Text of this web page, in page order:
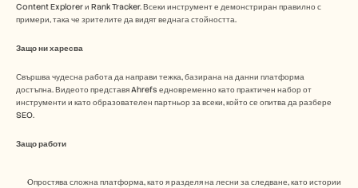
Content Explorer и Rank Tracker. Всеки инструмент е демонстриран правилно с
примери, така че зрителите да видят веднага стойността.
Защо ни харесва
Свършва чудесна работа да направи тежка, базирана на данни платформа
достъпна. Видеото представя Ahrefs едновременно като практичен набор от
инструменти и като образователен партньор за всеки, който се опитва да разбере
SEO.
Защо работи
Опростява сложна платформа, като я разделя на лесни за следване, като истории